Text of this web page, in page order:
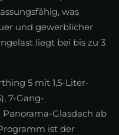
was
und gewerblicher
liegt bei bis zu 3
5 mit 1,5-Liter-
7-Gang-
Glasdach ab
ist der